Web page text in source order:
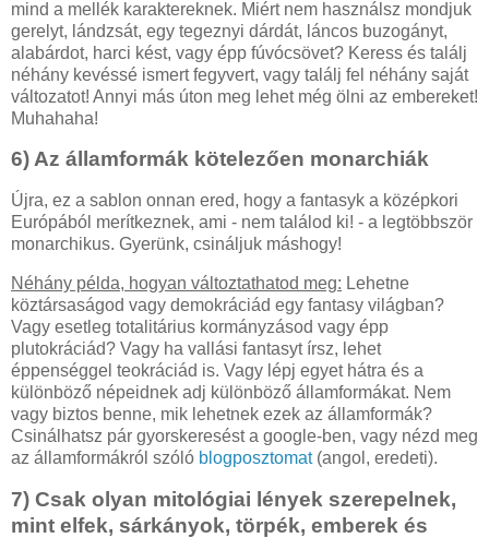
mind a mellék karaktereknek. Miért nem használsz mondjuk
gerelyt, lándzsát, egy tegeznyi dárdát, láncos buzogányt,
alabárdot, harci kést, vagy épp fúvócsövet? Keress és találj
néhány kevéssé ismert fegyvert, vagy találj fel néhány saját
változatot! Annyi más úton meg lehet még ölni az embereket!
Muhahaha!
6) Az államformák kötelezően monarchiák
Újra, ez a sablon onnan ered, hogy a fantasyk a középkori
Európából merítkeznek, ami - nem találod ki! - a legtöbbször
monarchikus. Gyerünk, csináljuk máshogy!
Néhány példa, hogyan változtathatod meg: Lehetne
köztársaságod vagy demokráciád egy fantasy világban?
Vagy esetleg totalitárius kormányzásod vagy épp
plutokráciád? Vagy ha vallási fantasyt írsz, lehet
éppenséggel teokráciád is. Vagy lépj egyet hátra és a
különböző népeidnek adj különböző államformákat. Nem
vagy biztos benne, mik lehetnek ezek az államformák?
Csinálhatsz pár gyorskeresést a google-ben, vagy nézd meg
az államformákról szóló blogposztomat(angol, eredeti).
7) Csak olyan mitológiai lények szerepelnek,
mint elfek, sárkányok, törpék, emberek és